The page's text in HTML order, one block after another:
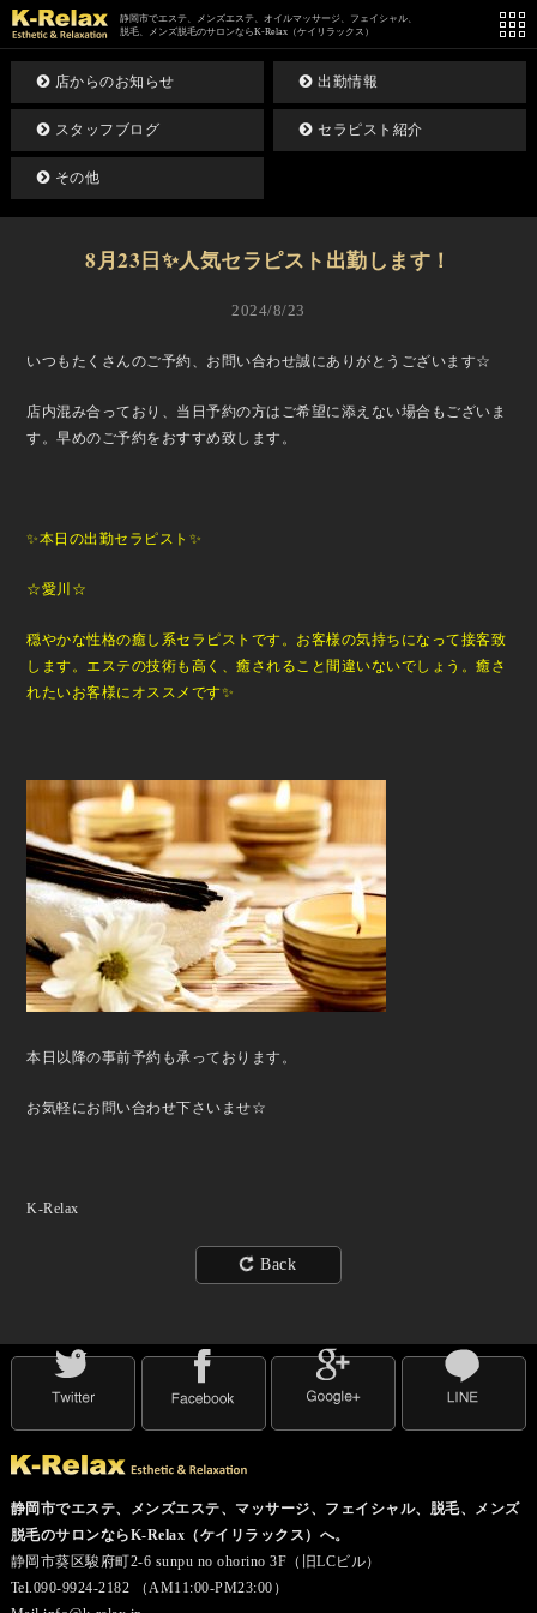
静岡市でエステ、メンズエステ、オイルマッサージ、フェイシャル、
脱毛、メンズ脱毛のサロンならK-Relax（ケイリラックス）
店からのお知らせ 出勤情報
スタッフブログ セラピスト紹介
その他
8月23日✨人気セラピスト出勤します！
2024/8/23
いつもたくさんのご予約、お問い合わせ誠にありがとうございます☆
店内混み合っており、当日予約の方はご希望に添えない場合もございま
す。早めのご予約をおすすめ致します。
✨本日の出勤セラピスト✨
☆愛川☆
穏やかな性格の癒し系セラピストです。お客様の気持ちになって接客致
します。エステの技術も高く、癒されること間違いないでしょう。癒さ
れたいお客様にオススメです✨
本日以降の事前予約も承っております。
お気軽にお問い合わせ下さいませ☆
K-Relax
Back
静岡市でエステ、メンズエステ、マッサージ、フェイシャル、脱毛、メンズ
脱毛のサロンならK-Relax（ケイリラックス）へ。
静岡市葵区駿府町2-6 sunpu no ohorino 3F（旧LCビル）
Tel.090-9924-2182 （AM11:00-PM23:00）